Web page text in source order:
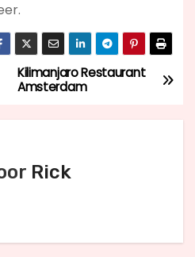
Kilimanjaro Restaurant
Amsterdam
Rick